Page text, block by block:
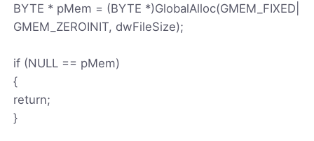
BYTE * pMem = (BYTE *)GlobalAlloc(GMEM_FIXED|
GMEM_ZEROINIT, dwFileSize);
if (NULL == pMem)
{
return;
}